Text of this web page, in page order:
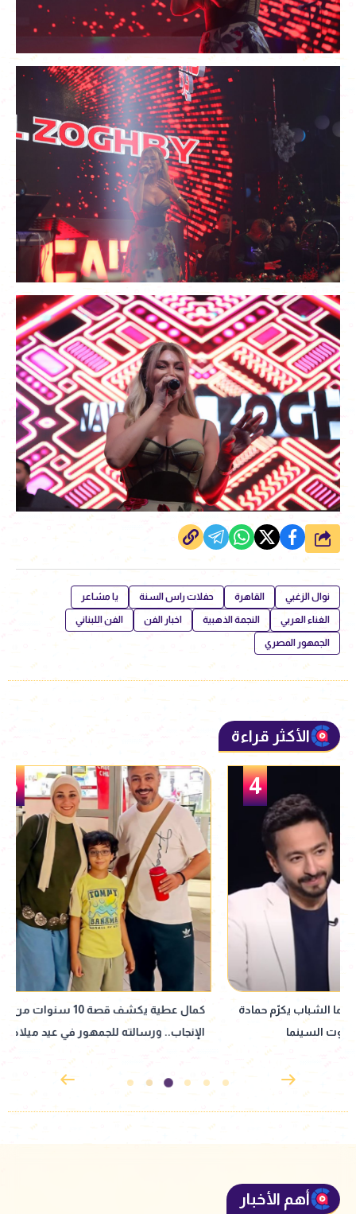
شارك
نوال الزغبي القاهرة حفلات راس السنة يا مشاعر
الغناء العربي النجمة الذهبية اخبار الفن الفن اللبناني
الجمهور المصري
الأكثر قراءة
5
كمال عطية يكشف قصة 10 سنوات من تأخر
الإنجاب.. ورسالته للجمهور في عيد ميلاد
ذكرى رحيل
أعماله في السينما
أهم الأخبار